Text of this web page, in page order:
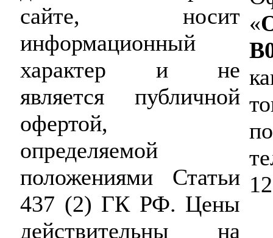
сайте, носит
информационный
характер и не
является публичной
офертой,
определяемой
положениями Статьи
437 (2) ГК РФ. Цены
действительны на
«